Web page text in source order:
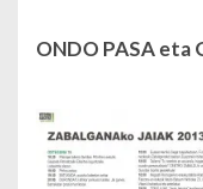
ONDO PASA eta